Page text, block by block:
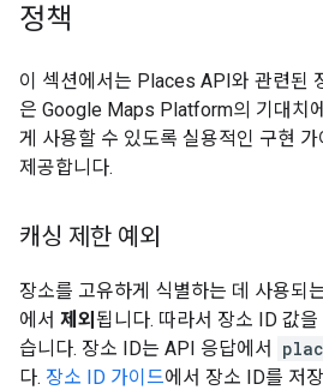
정책
이 섹션에서는 Places API와 관련된
은 Google Maps Platform의 기대치
게 사용할 수 있도록 실용적인 구현
제공합니다.
캐싱 제한 예외
장소를 고유하게 식별하는 데 사용되
에서 제외 됩니다. 따라서 장소 ID 값
습니다. 장소 ID는 API 응답에서
다. 장소 ID 가이드에서 장소 ID를 저